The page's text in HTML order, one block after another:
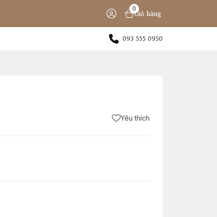
0
Giỏ hàng
093 555 0950
Yêu thích